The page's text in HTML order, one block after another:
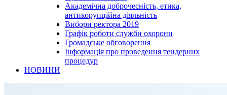
Академічна доброчесність, етика,
антикорупційна діяльність
Вибори ректора 2019
Графік роботи служби охорони
Громадське обговорення
Інформація про проведення тендерних
процедур
НОВИНИ